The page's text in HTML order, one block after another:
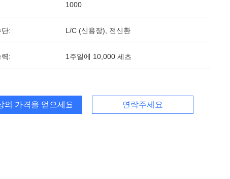
1000
단: L/C (신용장), 전신환
력: 1주일에 10,000 세츠
의 가격을 얻으세요 연락주세요